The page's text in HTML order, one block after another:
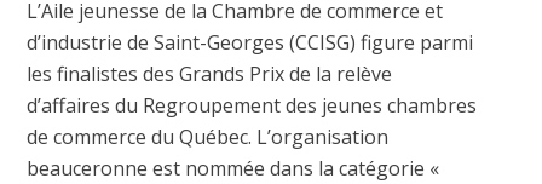
L’Aile jeunesse de la Chambre de commerce et
d’industrie de Saint-Georges (CCISG) figure parmi
les finalistes des Grands Prix de la relève
d’affaires du Regroupement des jeunes chambres
de commerce du Québec. L’organisation
beauceronne est nommée dans la catégorie «